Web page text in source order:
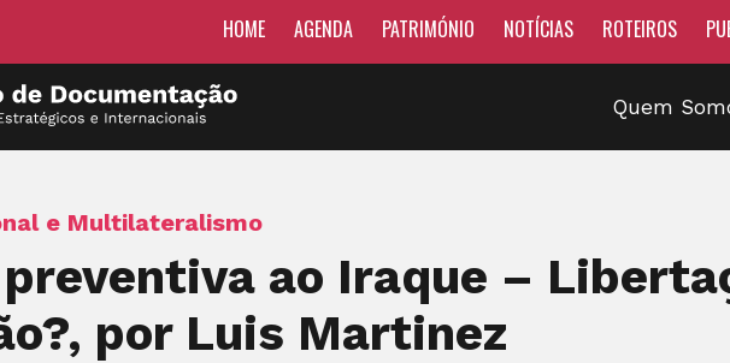
HOME AGENDA PATRIMÓNIO NOTÍCIAS ROTEIROS
Quem
e Multilateralismo
ao Iraque –
por Luis Martinez